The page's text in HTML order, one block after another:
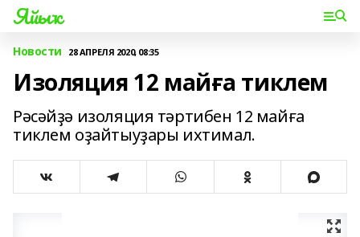
Яйыҡ
Новости 28 АПРЕЛЯ 2020, 08:35
Изоляция 12 майға тиклем
Рәсәйҙә изоляция тәртибен 12 майға
тиклем оҙайтыуҙары ихтимал.